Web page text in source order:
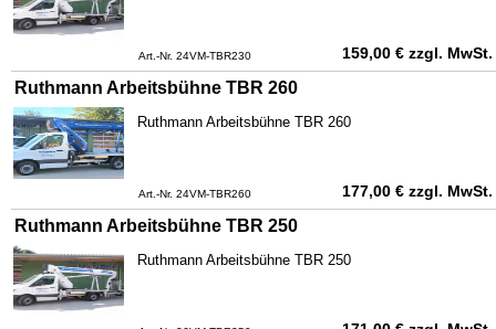
Art.-Nr. 24VM-TBR230 159,00 € zzgl. MwSt.
Ruthmann Arbeitsbühne TBR 260
Ruthmann Arbeitsbühne TBR 260
Art.-Nr. 24VM-TBR260 177,00 € zzgl. MwSt.
Ruthmann Arbeitsbühne TBR 250
Ruthmann Arbeitsbühne TBR 250